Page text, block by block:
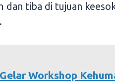
dan tiba di tujuan
Workshop